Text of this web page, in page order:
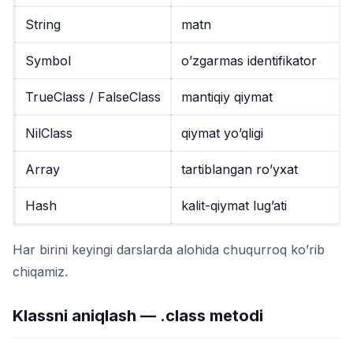
String matn
Symbol o’zgarmas identifikator
TrueClass / FalseClass mantiqiy qiymat
NilClass qiymat yo’qligi
Array tartiblangan ro’yxat
Hash kalit-qiymat lug’ati
Har birini keyingi darslarda alohida chuqurroq ko’rib
chiqamiz.
Klassni aniqlash — .class metodi